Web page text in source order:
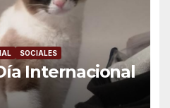
SOCIALES
Internacional